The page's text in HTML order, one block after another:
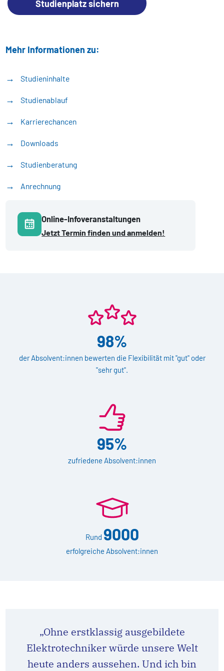
Studienplatz sichern
Mehr Informationen zu:
Studieninhalte
Studienablauf
Karrierechancen
Downloads
Studienberatung
Anrechnung
Online-Infoveranstaltungen
Jetzt Termin finden und anmelden!
98%
der Absolvent:innen bewerten die Flexibilität mit "gut" oder
"sehr gut".
95%
zufriedene Absolvent:innen
Rund 9000
erfolgreiche Absolvent:innen
„Ohne erstklassig ausgebildete
Elektrotechniker würde unsere Welt
heute anders aussehen. Und ich bin